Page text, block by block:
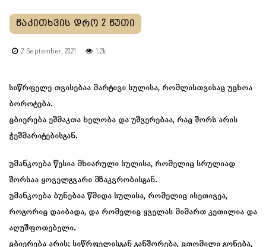
2 September, 2021 1.2k
სიწრფელე თვისებაა მარტივი სულისა, რომლისთვისაც უცხოა
ბოროტება.
ცბიერება ეშმაკთა ხელობა და უშვერებაა, რაც შორს არის
ჭეშმარიტებისგან.
უმანკოება წესია მხიარული სულისა, რომელიც სრულიად
შორსაა ყოველგვარი მზაკვრობისგან.
უმანკოება ბუნებაა წმიდა სულისა, რომელიც ისეთივეა,
როგორიც დაიბადა, და რომელიც ყველას მიმართ კეთილია და
აღუშფოთებელი.
ცბიერება არის: სიწრფელისგან განშორება, ცთომილი გონება,